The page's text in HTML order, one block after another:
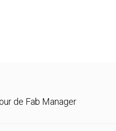
de Fab Manager